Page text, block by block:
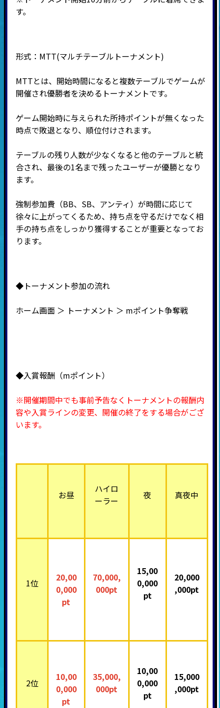
す。
形式：MTT(マルチテーブルトーナメント)
MTTとは、開始時間になると複数テーブルでゲームが
開催され優勝者を決めるトーナメントです。
ゲーム開始時に与えられた所持ポイントが無くなった
時点で敗退となり、順位付けされます。
テーブルの残り人数が少なくなると他のテーブルと統
合され、最後の1名まで残ったユーザーが優勝となり
ます。
強制参加費（BB、SB、アンティ）が時間に応じて
徐々に上がってくるため、持ち点を守るだけでなく相
手の持ち点をしっかり獲得することが重要となってお
ります。
◆トーナメント参加の流れ
ホーム画面 ＞ トーナメント ＞ mポイント争奪戦
◆入賞報酬（mポイント）
※開催期間中でも事前予告なくトーナメントの報酬内
容や入賞ラインの変更、開催の終了をする場合がござ
います。
お昼
ハイロ
ーラー
夜 真夜中
1位
20,00
0,000
pt
70,000,
000pt
15,00
0,000
pt
20,000
,000pt
2位
10,00
0,000
pt
35,000,
000pt
10,00
0,000
pt
15,000
,000pt